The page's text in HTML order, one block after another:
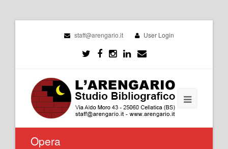
staff@arengario.it User Login
Opera